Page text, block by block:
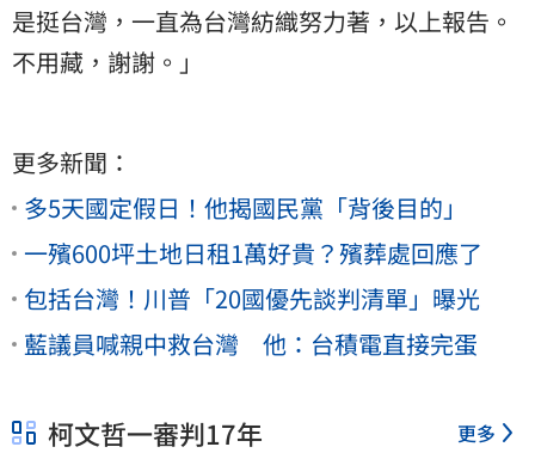
是挺台灣，一直為台灣紡織努力著，以上報告。
不用藏，謝謝。」
更多新聞：
多5天國定假日！他揭國民黨「背後目的」
一殯600坪土地日租1萬好貴？殯葬處回應了
包括台灣！川普「20國優先談判清單」曝光
藍議員喊親中救台灣 他：台積電直接完蛋
柯文哲一審判17年 更多